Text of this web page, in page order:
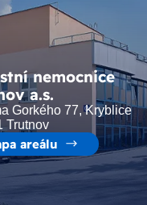
nemocnice
a.s.
Gorkého 77, Kryblice
Trutnov
areálu